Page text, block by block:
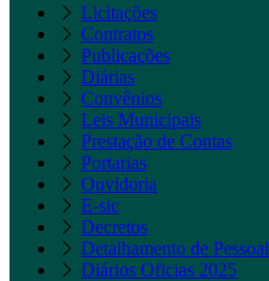
Licitações
Contratos
Publicações
Diárias
Convênios
Leis Municipais
Prestação de Contas
Portarias
Ouvidoria
E-sic
Decretos
Detalhamento de Pessoal
Diários Oficias 2025